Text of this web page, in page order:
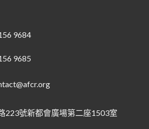
9684
9685
223號新都會廣場第二座1503室